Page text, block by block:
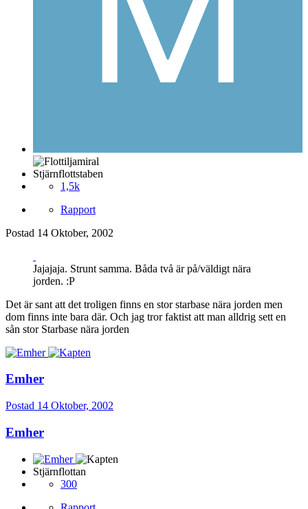
Stjärnflottstaben
1,5k
Rapport
Postad 14 Oktober, 2002
Jajajaja. Strunt samma. Båda två är på/väldigt nära
jorden. :P
Det är sant att det troligen finns en stor starbase nära jorden men
dom finns inte bara där. Och jag tror faktist att man alldrig sett en
sån stor Starbase nära jorden
Emher
Postad 14 Oktober, 2002
Emher
Stjärnflottan
300